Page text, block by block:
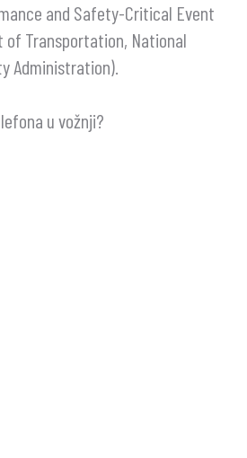
and Safety-Critical Event
of Transportation, National
Administration).
u vožnji?